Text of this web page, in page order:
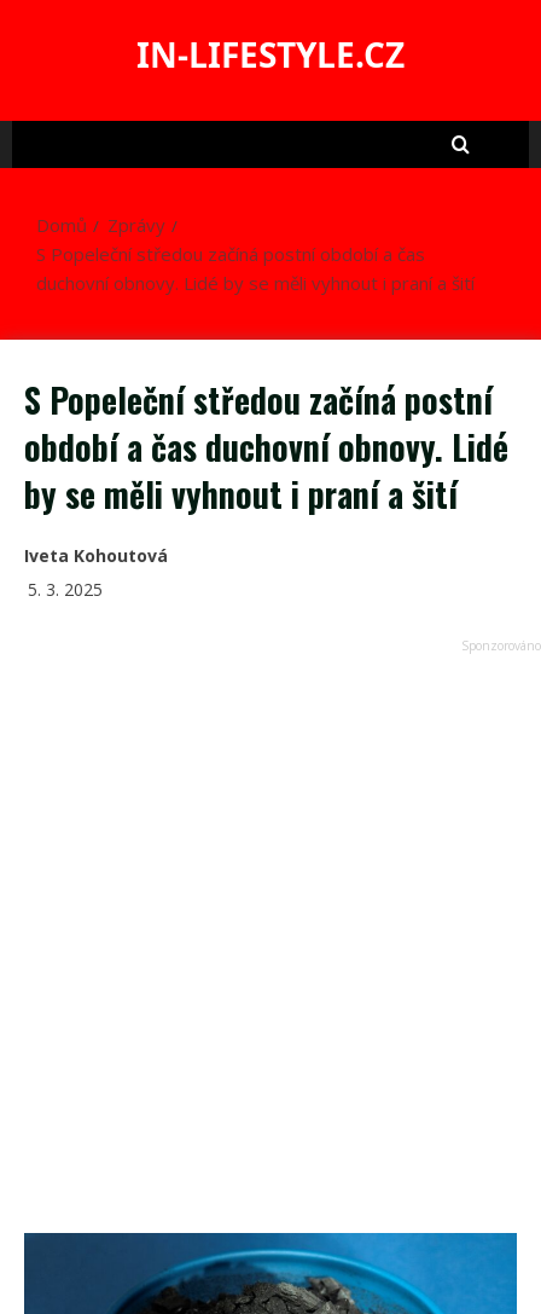
IN-LIFESTYLE.CZ
Domů
Zprávy
S Popeleční středou začíná postní období a čas
duchovní obnovy. Lidé by se měli vyhnout i praní a šití
S Popeleční středou začíná postní
období a čas duchovní obnovy. Lidé
by se měli vyhnout i praní a šití
Iveta Kohoutová
5. 3. 2025